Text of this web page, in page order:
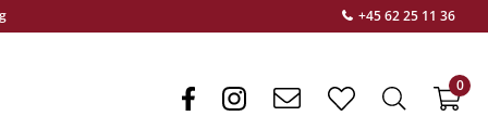
+45 62 25 11 36
facebookinstagramenvelopeheart
search0